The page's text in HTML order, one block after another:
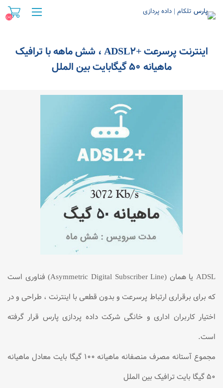
(0)
اینترنت پرسرعت +ADSL2 ، شش ماهه با ترافیک
ماهیانه 50 گیگابایت بین الملل
ADSL يا همان (Asymmetric Digital Subscriber Line) فناوری است
كه برای برقراری ارتباط پرسرعت و بدون قطعی با اينترنت ، طراحی و در
اختيار كاربران اداری و خانگی شرکت داده پردازی پارس قرار گرفته
است.
مجموع آستانه مصرف منصفانه ماهیانه 100 گیگا بایت معادل ماهیانه
50 گیگا بایت ترافیک بین الملل